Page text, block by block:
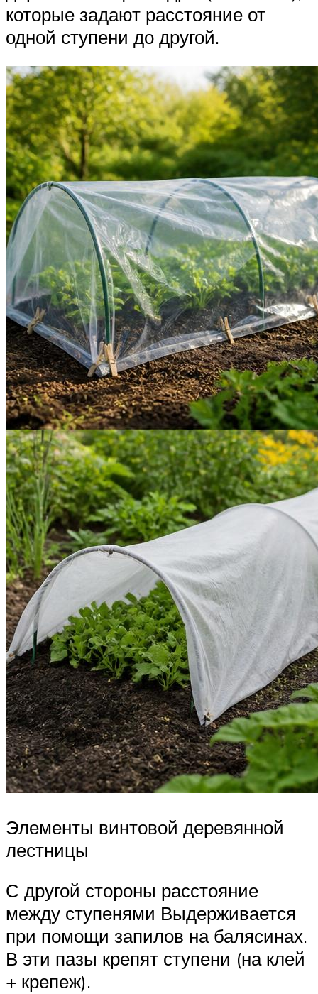
которые задают расстояние от
одной ступени до другой.
Элементы винтовой деревянной
лестницы
С другой стороны расстояние
между ступенями Выдерживается
при помощи запилов на балясинах.
В эти пазы крепят ступени (на клей
+ крепеж).